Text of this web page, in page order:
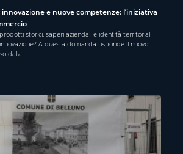
innovazione e nuove competenze: l’iniziativa
storici, saperi aziendali e identità territoriali
A questa domanda risponde il nuovo
dalla